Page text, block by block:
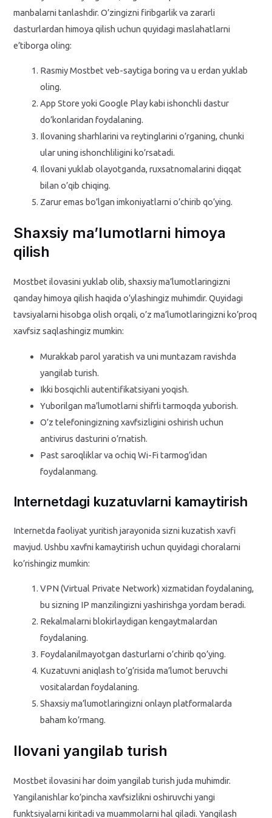
manbalarni tanlashdir. O’zingizni firibgarlik va zararli
dasturlardan himoya qilish uchun quyidagi maslahatlarni
e’tiborga oling:
Rasmiy Mostbet veb-saytiga boring va u erdan yuklab
oling.
App Store yoki Google Play kabi ishonchli dastur
do’konlaridan foydalaning.
Ilovaning sharhlarini va reytinglarini o’rganing, chunki
ular uning ishonchliligini ko’rsatadi.
Ilovani yuklab olayotganda, ruxsatnomalarini diqqat
bilan o’qib chiqing.
Zarur emas bo’lgan imkoniyatlarni o’chirib qo’ying.
Shaxsiy ma’lumotlarni himoya
qilish
Mostbet ilovasini yuklab olib, shaxsiy ma’lumotlaringizni
qanday himoya qilish haqida o’ylashingiz muhimdir. Quyidagi
tavsiyalarni hisobga olish orqali, o’z ma’lumotlaringizni ko’proq
xavfsiz saqlashingiz mumkin:
Murakkab parol yaratish va uni muntazam ravishda
yangilab turish.
Ikki bosqichli autentifikatsiyani yoqish.
Yuborilgan ma’lumotlarni shifrli tarmoqda yuborish.
O’z telefoningizning xavfsizligini oshirish uchun
antivirus dasturini o’rnatish.
Past saroqliklar va ochiq Wi-Fi tarmog’idan
foydalanmang.
Internetdagi kuzatuvlarni kamaytirish
Internetda faoliyat yuritish jarayonida sizni kuzatish xavfi
mavjud. Ushbu xavfni kamaytirish uchun quyidagi choralarni
ko’rishingiz mumkin:
VPN (Virtual Private Network) xizmatidan foydalaning,
bu sizning IP manzilingizni yashirishga yordam beradi.
Rekalmalarni blokirlaydigan kengaytmalardan
foydalaning.
Foydalanilmayotgan dasturlarni o’chirib qo’ying.
Kuzatuvni aniqlash to’g’risida ma’lumot beruvchi
vositalardan foydalaning.
Shaxsiy ma’lumotlaringizni onlayn platformalarda
baham ko’rmang.
Ilovani yangilab turish
Mostbet ilovasini har doim yangilab turish juda muhimdir.
Yangilanishlar ko’pincha xavfsizlikni oshiruvchi yangi
funktsiyalarni kiritadi va muammolarni hal qiladi. Yangilash